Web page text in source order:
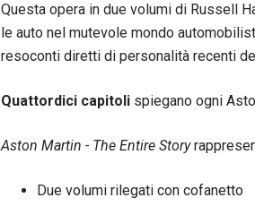
Questa opera in due volumi di Russell
le auto nel mutevole mondo
resoconti diretti di personalità recenti
Quattordici capitoli spiegano ogni
Aston Martin - The Entire Story
Due volumi rilegati con cofanetto